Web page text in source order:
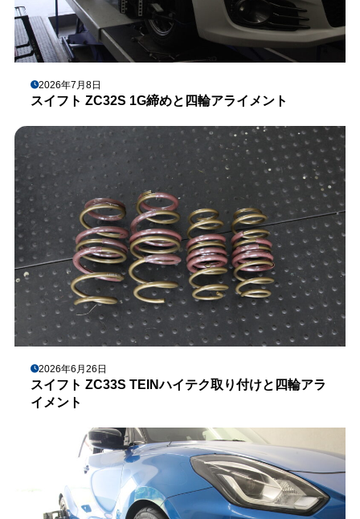
2026年7月8日
スイフト ZC32S 1G締めと四輪アライメント
2026年6月26日
スイフト ZC33S TEINハイテク取り付けと四輪アラ
イメント